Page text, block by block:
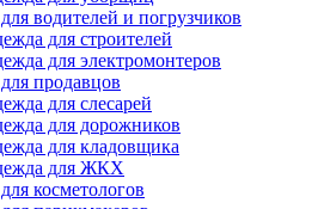
водителей и погрузчиков
для строителей
для электромонтеров
продавцов
для слесарей
для дорожников
для кладовщика
для ЖКХ
косметологов